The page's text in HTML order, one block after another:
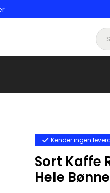
Kender ingen
Sort Kaffe
Hele